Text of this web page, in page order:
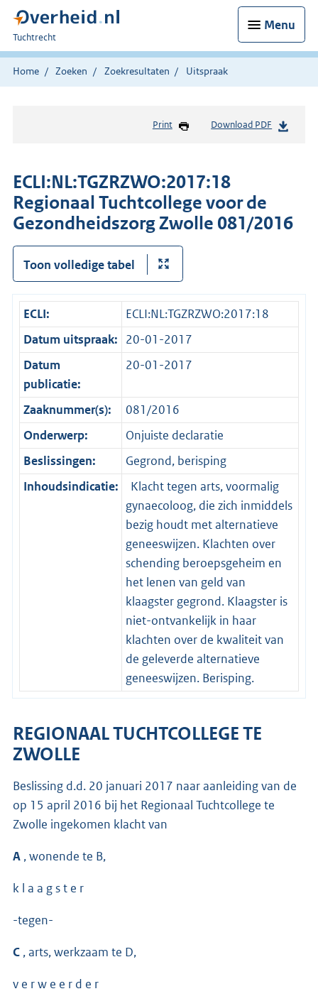
Menu
U
bent
hier:
Tuchtrecht
Home Zoeken Zoekresultaten Uitspraak
Print Download PDF
ECLI:NL:TGZRZWO:2017:18
Regionaal Tuchtcollege voor de
Gezondheidszorg Zwolle 081/2016
Toon volledige tabel
ECLI:
ECLI:NL:TGZRZWO:2017:18
Datum uitspraak: 20-01-2017
Datum
publicatie:
20-01-2017
Zaaknummer(s):
081/2016
Onderwerp:
Onjuiste declaratie
Beslissingen:
Gegrond, berisping
Inhoudsindicatie:
Klacht tegen arts, voormalig
gynaecoloog, die zich inmiddels
bezig houdt met alternatieve
geneeswijzen. Klachten over
schending beroepsgeheim en
het lenen van geld van
klaagster gegrond. Klaagster is
niet-ontvankelijk in haar
klachten over de kwaliteit van
de geleverde alternatieve
geneeswijzen. Berisping.
REGIONAAL TUCHTCOLLEGE TE
ZWOLLE
Beslissing d.d. 20 januari 2017 naar aanleiding van de
op 15 april 2016 bij het Regionaal Tuchtcollege te
Zwolle ingekomen klacht van
A , wonende te B,
k l a a g s t e r
-tegen-
C , arts, werkzaam te D,
v e r w e e r d e r